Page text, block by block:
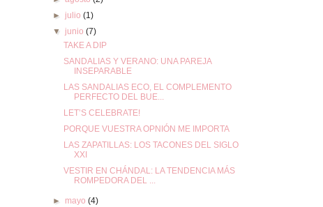
► julio(1)
▼ junio(7)
TAKE A DIP
SANDALIAS Y VERANO: UNA PAREJA
INSEPARABLE
LAS SANDALIAS ECO, EL COMPLEMENTO
PERFECTO DEL BUE...
LET’S CELEBRATE!
PORQUE VUESTRA OPNIÓN ME IMPORTA
LAS ZAPATILLAS: LOS TACONES DEL SIGLO
XXI
VESTIR EN CHÁNDAL: LA TENDENCIA MÁS
ROMPEDORA DEL ...
► mayo(4)